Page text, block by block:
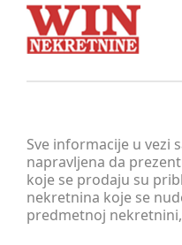
Sve informacije u vezi
napravljena da
koje se prodaju su
nekretnina koje se
predmetnoj